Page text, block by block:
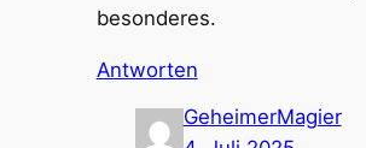
besonderes.
Antworten
GeheimerMagier